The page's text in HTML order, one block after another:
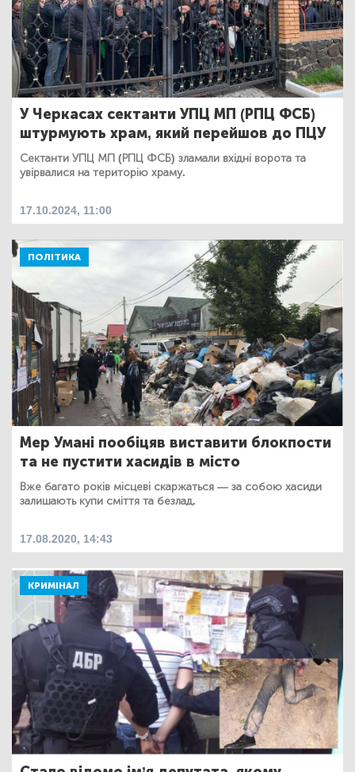
У Черкасах сектанти УПЦ МП (РПЦ ФСБ)
штурмують храм, який перейшов до ПЦУ
Сектанти УПЦ МП (РПЦ ФСБ) зламали вхідні ворота та
увірвалися на територію храму.
17.10.2024, 11:00
ПОЛІТИКА
Мер Умані пообіцяв виставити блокпости
та не пустити хасидів в місто
Вже багато років місцеві скаржаться — за собою хасиди
залишають купи сміття та безлад.
17.08.2020, 14:43
КРИМІНАЛ